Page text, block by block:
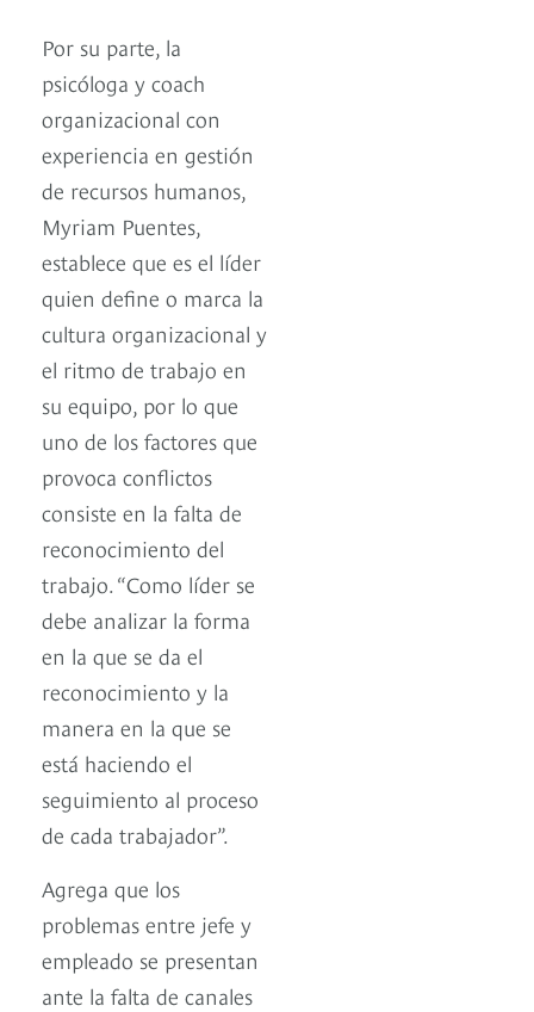
Por su parte, la
psicóloga y coach
organizacional con
experiencia en gestión
de recursos humanos,
Myriam Puentes,
establece que es el líder
quien define o marca la
cultura organizacional y
el ritmo de trabajo en
su equipo, por lo que
uno de los factores que
provoca conflictos
consiste en la falta de
reconocimiento del
trabajo. “Como líder se
debe analizar la forma
en la que se da el
reconocimiento y la
manera en la que se
está haciendo el
seguimiento al proceso
de cada trabajador”.
Agrega que los
problemas entre jefe y
empleado se presentan
ante la falta de canales